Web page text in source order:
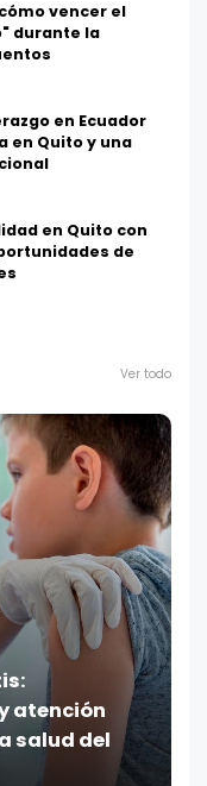
vencer el
durante la
en Ecuador
en Quito y una
en Quito con
de
Ver todo
atención
salud del